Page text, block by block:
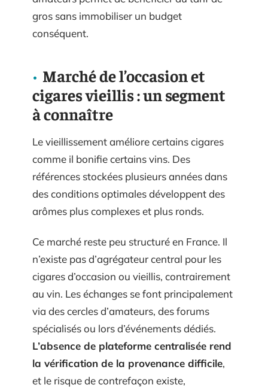
gros sans immobiliser un budget
conséquent.
Marché de l’occasion et
cigares vieillis : un segment
à connaître
Le vieillissement améliore certains cigares
comme il bonifie certains vins. Des
références stockées plusieurs années dans
des conditions optimales développent des
arômes plus complexes et plus ronds.
Ce marché reste peu structuré en France. Il
n’existe pas d’agrégateur central pour les
cigares d’occasion ou vieillis, contrairement
au vin. Les échanges se font principalement
via des cercles d’amateurs, des forums
spécialisés ou lors d’événements dédiés.
L’absence de plateforme centralisée rend
la vérification de la provenance difficile,
et le risque de contrefaçon existe,